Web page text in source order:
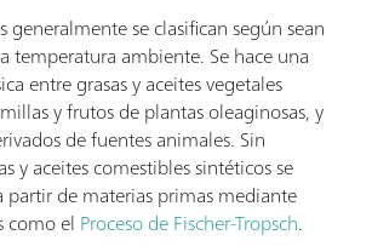
generalmente se clasifican según sean
temperatura ambiente. Se hace una
entre grasas y aceites vegetales
y frutos de plantas oleaginosas, y
de fuentes animales. Sin
y aceites comestibles sintéticos se
de materias primas mediante
como el Proceso de Fischer-Tropsch.